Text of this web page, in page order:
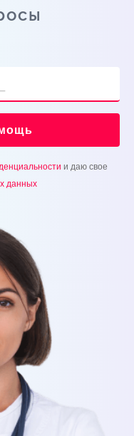
и даю свое
данных